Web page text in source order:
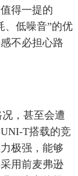
得一提的
、低噪音”的优
不必担心路
，甚至会遭
T搭载的竞
极强，能够
用前麦弗逊